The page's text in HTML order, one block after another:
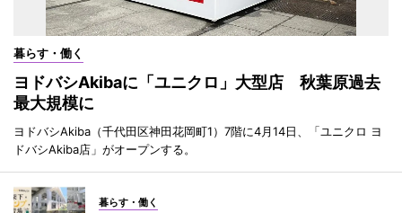
暮らす・働く
ヨドバシAkibaに「ユニクロ」大型店 秋葉原過去
最大規模に
ヨドバシAkiba（千代田区神田花岡町1）7階に4月14日、「ユニクロ ヨ
ドバシAkiba店」がオープンする。
暮らす・働く